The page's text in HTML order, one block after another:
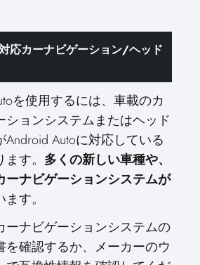
応カーナビゲーション/ヘッド
を使用するには、車載のカ
ションシステムまたはヘッド
Android Autoに対応している
す。 多くの新しい車種や、
ーナビゲーションシステムが
す。
ーナビゲーションシステムの
を確認するか、メーカーのウ